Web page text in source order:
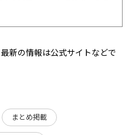
新の情報は公式サイトなどで
まとめ掲載